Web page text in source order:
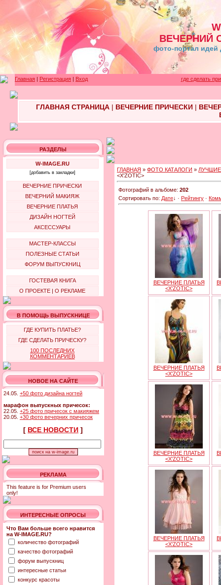
ВЕЧЕРНИЙ
фото-портал идей
Главная | Регистрация | Вход где сделать
ГЛАВНАЯ СТРАНИЦА| ВЕЧЕРНИЕ ПРИЧЕСКИ|
РАЗДЕЛЫ
W-IMAGE.RU
[добавить в закладки]
ВЕЧЕРНИЕ ПРИЧЕСКИ
ВЕЧЕРНИЙ МАКИЯЖ
ВЕЧЕРНИЕ ПЛАТЬЯ
ДИЗАЙН НОГТЕЙ
АКСЕССУАРЫ
МАСТЕР-КЛАССЫ
ПОЛЕЗНЫЕ СТАТЬИ
ФОРУМ ВЫПУСКНИЦ
ГОСТЕВАЯ КНИГА
О ПРОЕКТЕ | О РЕКЛАМЕ
В ПОМОЩЬ ВЫПУСКНИЦЕ
ГДЕ КУПИТЬ ПЛАТЬЕ?
ГДЕ СДЕЛАТЬ ПРИЧЕСКУ?
100 ПОСЛЕДНИХ
КОММЕНТАРИЕВ
НОВОЕ НА САЙТЕ
24.05. +50 фото дизайна ногтей
марафон выпускных причесок:
22.05. +25 фото причесок с макияжем
20.05. +30 фото вечерних причесок
[ ВСЕ НОВОСТИ ]
РЕКЛАМА
This feature is for Premium users
only!
ИНТЕРЕСНЫЕ ОПРОСЫ
Что Вам больше всего нравится
на W-IMAGE.RU?
количество фотографий
качество фотографий
форум выпускниц
интересные статьи
конкурс красоты
ГЛАВНАЯ » ФОТО КАТАЛОГИ »
<X'ZOTIC>
Фотографий в альбоме: 202
Сортировать по: Дате↓ · Рейтингу ·
ВЕЧЕРНИЕ ПЛАТЬЯ
<X'ZOTIC>
ВЕЧЕРНИЕ ПЛАТЬЯ
<X'ZOTIC>
ВЕЧЕРНИЕ ПЛАТЬЯ
<X'ZOTIC>
ВЕЧЕРНИЕ ПЛАТЬЯ
<X'ZOTIC>